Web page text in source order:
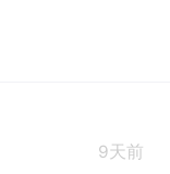
9天前